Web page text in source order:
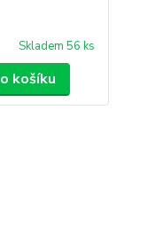
Skladem 56 ks
košíku